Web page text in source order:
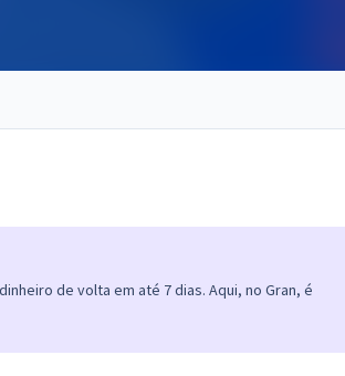
de volta em até 7 dias. Aqui, no Gran, é